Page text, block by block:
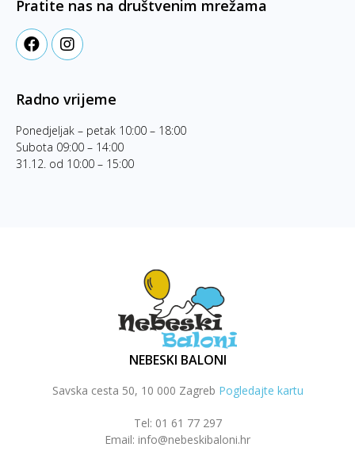
Pratite nas na društvenim mrežama
Radno vrijeme
Ponedjeljak – petak 10:00 – 18:00
Subota 09:00 – 14:00
31.12. od 10:00 – 15:00
NEBESKI BALONI
Savska cesta 50, 10 000 Zagreb Pogledajte kartu
Tel: 01 61 77 297
Email: info@nebeskibaloni.hr